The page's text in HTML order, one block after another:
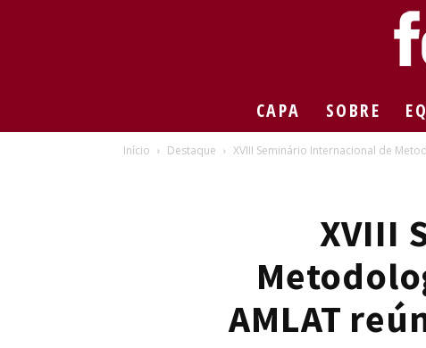
CAPA SOBRE
Início Destaque XVIII Seminário Internacional de
XVIII
AMLAT